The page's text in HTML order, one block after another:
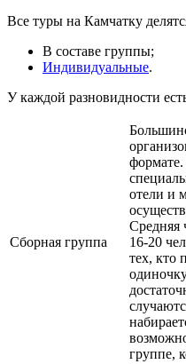
Все туры на Камчатку
В составе группы;
Индивидуальные.
У каждой разновидности
Сборная группа
формате.
отели и
Средняя
16-20
тех, кто
группе,